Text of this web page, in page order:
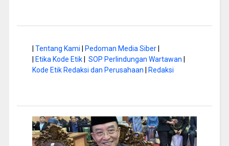
Tentang Kami Pedoman Media Siber|
Etika Kode Etik| SOP Perlindungan Wartawan
Kode Etik Redaksi dan Perusahaan
Redaksi